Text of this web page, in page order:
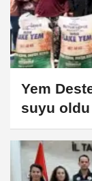
Yem
suyu oldu